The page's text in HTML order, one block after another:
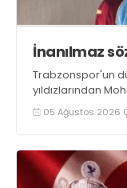
İnanılmaz
Trabzonspor'un
yıldızlarından
05 Ağustos 2026